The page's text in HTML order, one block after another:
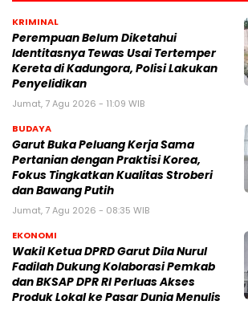
KRIMINAL
Perempuan Belum Diketahui
Identitasnya Tewas Usai Tertemper
Kereta di Kadungora, Polisi Lakukan
Penyelidikan
Jumat, 7 Agu 2026 - 11:09 WIB
BUDAYA
Garut Buka Peluang Kerja Sama
Pertanian dengan Praktisi Korea,
Fokus Tingkatkan Kualitas Stroberi
dan Bawang Putih
Jumat, 7 Agu 2026 - 08:35 WIB
EKONOMI
Wakil Ketua DPRD Garut Dila Nurul
Fadilah Dukung Kolaborasi Pemkab
dan BKSAP DPR RI Perluas Akses
Produk Lokal ke Pasar Dunia Menulis